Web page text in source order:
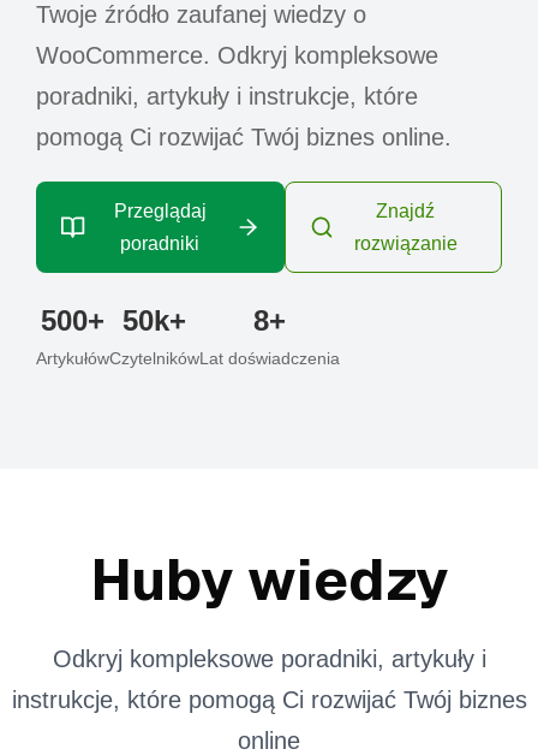
Twoje źródło zaufanej wiedzy o
WooCommerce. Odkryj kompleksowe
poradniki, artykuły i instrukcje, które
pomogą Ci rozwijać Twój biznes online.
Przeglądaj
poradniki
Znajdź
rozwiązanie
500+
Artykułów
50k+
Czytelników
8+
Lat doświadczenia
Huby wiedzy
Odkryj kompleksowe poradniki, artykuły i
instrukcje, które pomogą Ci rozwijać Twój biznes
online